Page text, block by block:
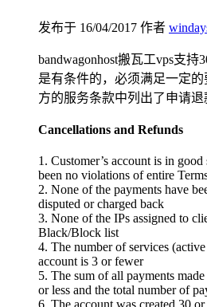
发布于 16/04/2017 作者
bandwagonhost搬瓦工vps支
是有条件的，必须满足一定
方的服务条款中列出了申请退
Cancellations and Refunds
1. Customer’s account is in
been no violations of entire
2. None of the payments have
disputed or charged back
3. None of the IPs assigned to
Black/Block list
4. The number of services
account is 3 or fewer
5. The sum of all payments
or less and the total number of